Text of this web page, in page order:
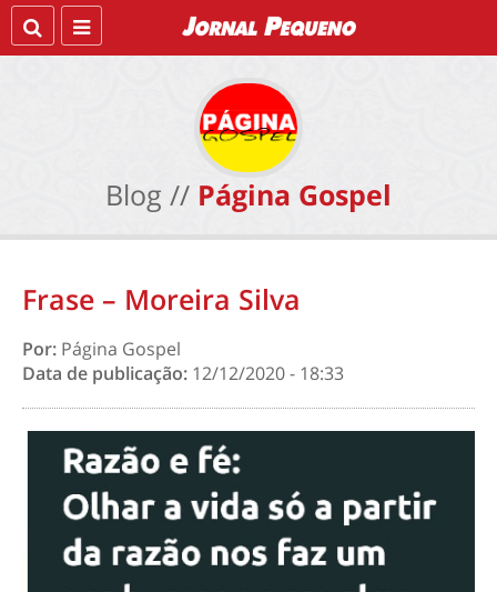
Blog // Página Gospel
Frase – Moreira Silva
Por: Página Gospel
Data de publicação: 12/12/2020 - 18:33